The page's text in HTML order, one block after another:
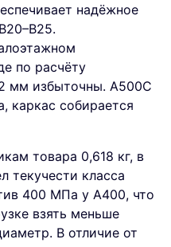
надёжное
по расчёту
мм избыточны. А500С
каркас собирается
товара 0,618 кг, в
текучести класса
400 МПа у А400, что
взять меньше
В отличие от